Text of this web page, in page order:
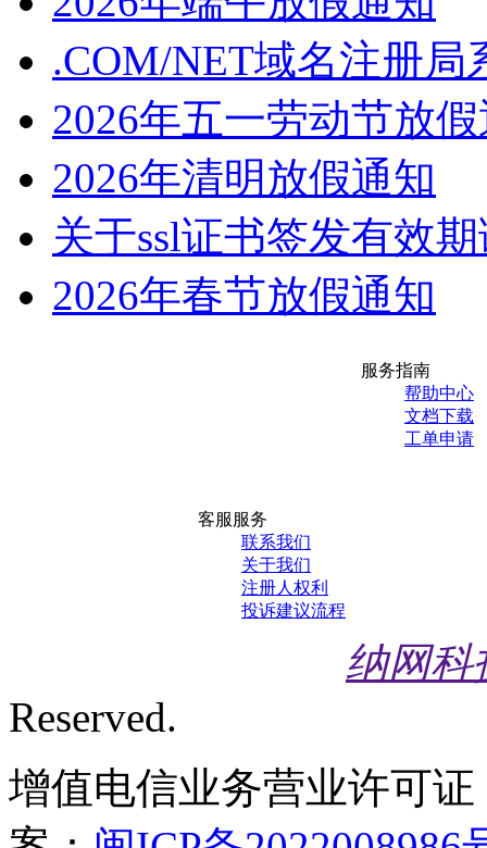
.COM/NET域名注册局
2026年五一劳动节放
2026年清明放假通知
关于ssl证书签发有效
2026年春节放假通知
服务指南
帮助中心
文档下载
工单申请
客服服务
联系我们
关于我们
注册人权利
投诉建议流程
纳网
Reserved.
增值电信业务营业许可证